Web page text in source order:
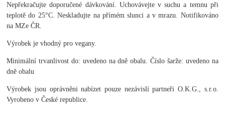
Nepřekračujte doporučené dávkování. Uchovávejte v suchu a temnu při
teplotě do 25°C. Neskladujte na přímém slunci a v mrazu. Notifikováno
na MZe ČR.
Výrobek je vhodný pro vegany.
Minimální trvanlivost do: uvedeno na dně obalu. Číslo šarže: uvedeno na
dně obalu
Výrobek jsou oprávněni nabízet pouze nezávislí partneři O.K.G., s.r.o.
Vyrobeno v České republice.